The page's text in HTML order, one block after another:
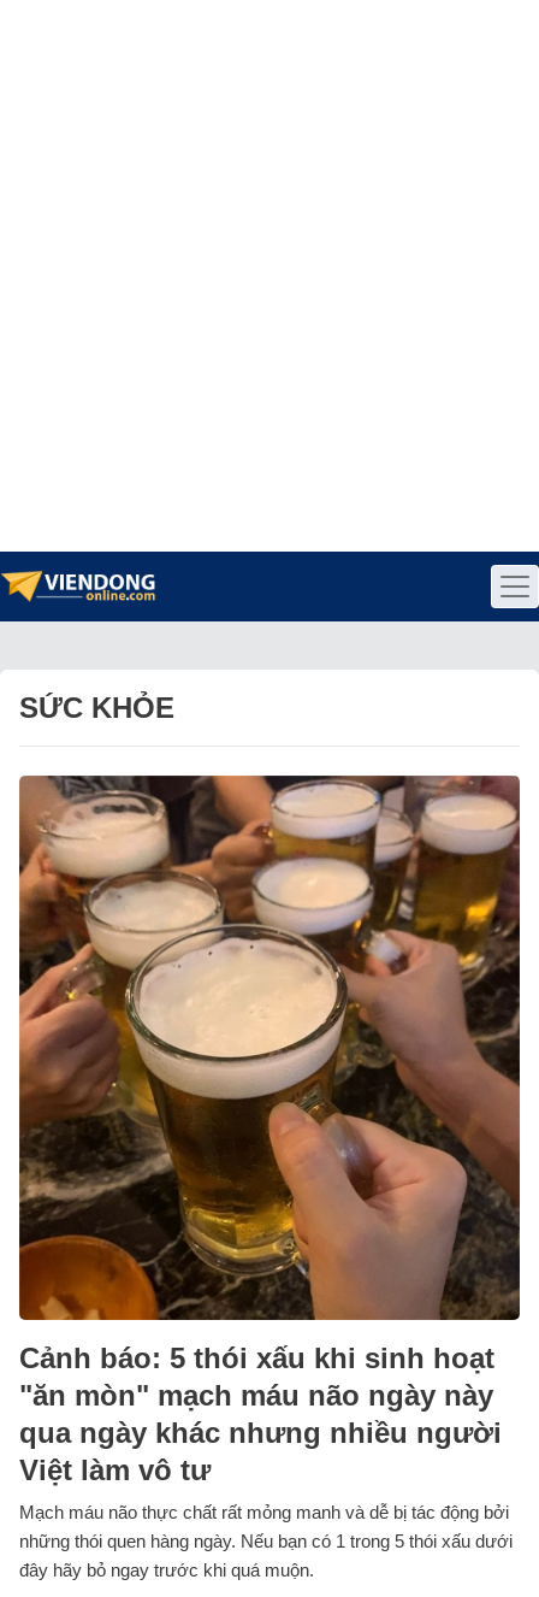
SỨC KHỎE
Cảnh báo: 5 thói xấu khi sinh hoạt
"ăn mòn" mạch máu não ngày này
qua ngày khác nhưng nhiều người
Việt làm vô tư
Mạch máu não thực chất rất mỏng manh và dễ bị tác động bởi
những thói quen hàng ngày. Nếu bạn có 1 trong 5 thói xấu dưới
đây hãy bỏ ngay trước khi quá muộn.